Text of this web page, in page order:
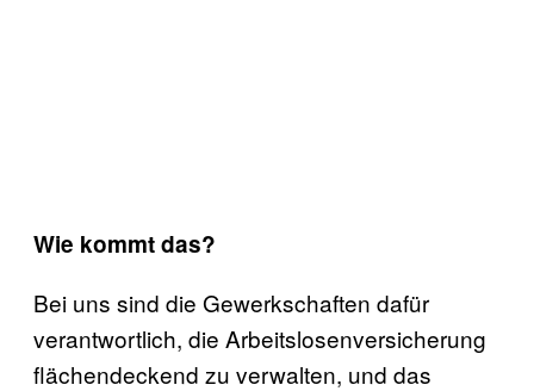
Wie kommt das?
Bei uns sind die Gewerkschaften dafür
verantwortlich, die Arbeitslosenversicherung
flächendeckend zu verwalten, und das